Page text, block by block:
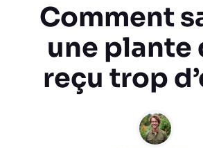
Comment
une plante
reçu trop